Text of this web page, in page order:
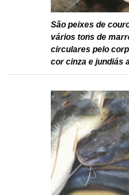
São peixes de
vários tons de
circulares pelo
cor cinza e jundiás